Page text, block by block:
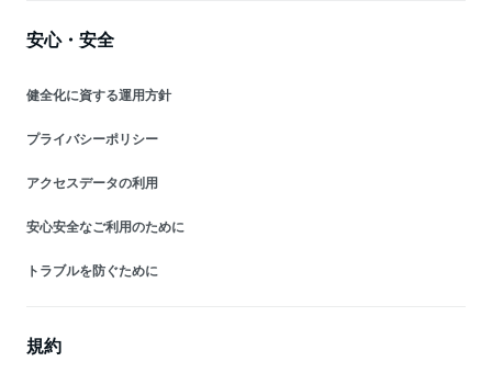
安心・安全
健全化に資する運用方針
プライバシーポリシー
アクセスデータの利用
安心安全なご利用のために
トラブルを防ぐために
規約